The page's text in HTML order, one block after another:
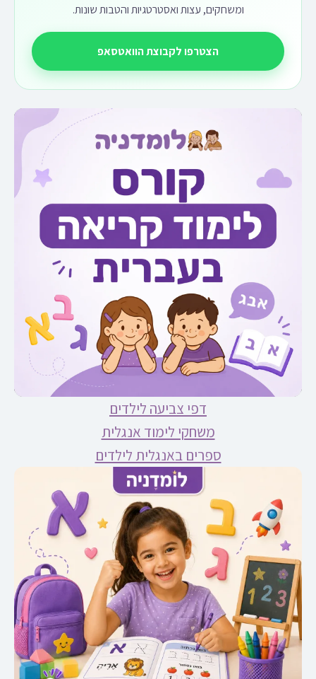
ומשחקים, עצות ואסטרטגיות והטבות שונות.
הצטרפו לקבוצת הוואטסאפ
דפי צביעה לילדים
משחקי לימוד אנגלית
ספרים באנגלית לילדים